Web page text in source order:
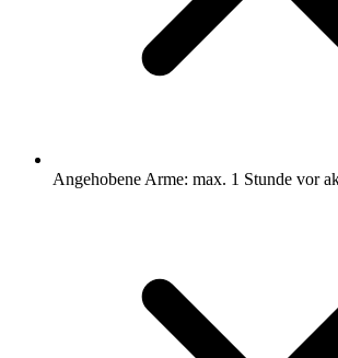
Angehobene Arme: max. 1 Stunde vor